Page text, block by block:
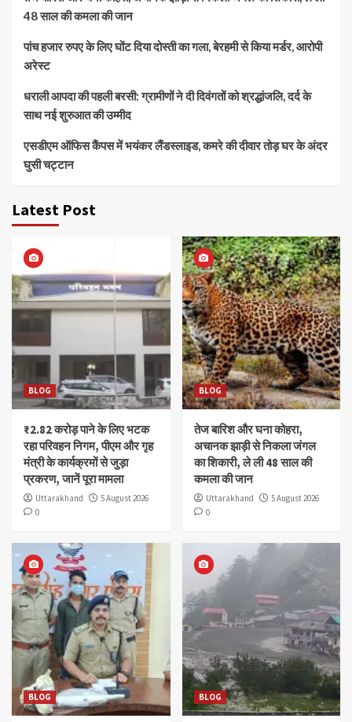
48 साल की कमला की जान
पांच हजार रुपए के लिए घोंट दिया दोस्ती का गला, बेरहमी से किया मर्डर, आरोपी
अरेस्ट
धराली आपदा की पहली बरसी: ग्रामीणों ने दी दिवंगतों को श्रद्धांजलि, दर्द के
साथ नई शुरुआत की उम्मीद
एसडीएम ऑफिस कैंपस में भयंकर लैंडस्लाइड, कमरे की दीवार तोड़ घर के अंदर
घुसी चट्टान
Latest Post
BLOG
₹2.82 करोड़ पाने के लिए भटक
रहा परिवहन निगम, पीएम और गृह
मंत्री के कार्यक्रमों से जुड़ा
प्रकरण, जानें पूरा मामला
Uttarakhand
5 August 2026
0
BLOG
तेज बारिश और घना कोहरा,
अचानक झाड़ी से निकला जंगल
का शिकारी, ले ली 48 साल की
कमला की जान
Uttarakhand
5 August 2026
0
BLOG BLOG